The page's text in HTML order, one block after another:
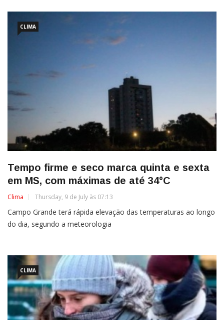
CLIMA
Tempo firme e seco marca quinta e sexta
em MS, com máximas de até 34°C
Clima Thursday, 9 de July às 07:13
Campo Grande terá rápida elevação das temperaturas ao longo
do dia, segundo a meteorologia
CLIMA